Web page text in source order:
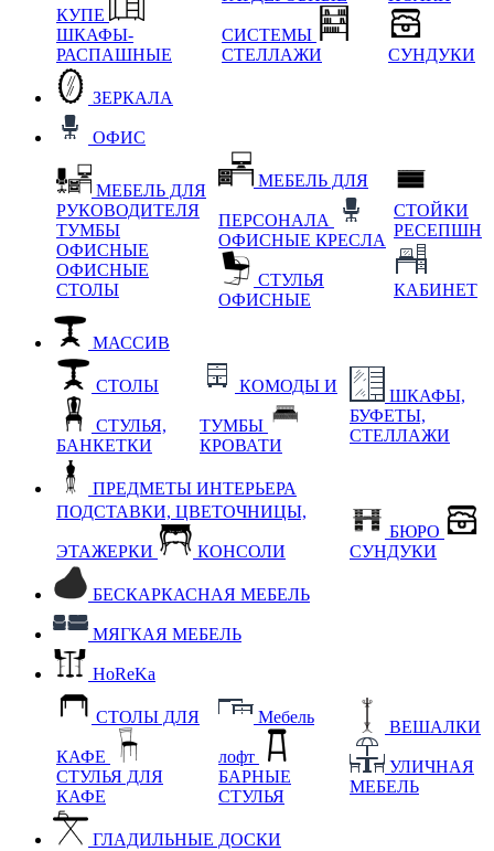
КУПЕ
ШКАФЫ-
РАСПАШНЫЕ
СИСТЕМЫ
СТЕЛЛАЖИ
СУНДУКИ
ЗЕРКАЛА
ОФИС
МЕБЕЛЬ ДЛЯ
РУКОВОДИТЕЛЯ
ТУМБЫ
ОФИСНЫЕ
ОФИСНЫЕ
СТОЛЫ
МЕБЕЛЬ ДЛЯ
ПЕРСОНАЛА
ОФИСНЫЕ КРЕСЛА
СТУЛЬЯ
ОФИСНЫЕ
СТОЙКИ
РЕСЕПШН
КАБИНЕТ
МАССИВ
СТОЛЫ
СТУЛЬЯ,
БАНКЕТКИ
КОМОДЫ И
ТУМБЫ
КРОВАТИ
ШКАФЫ,
БУФЕТЫ,
СТЕЛЛАЖИ
ПРЕДМЕТЫ ИНТЕРЬЕРА
ПОДСТАВКИ, ЦВЕТОЧНИЦЫ,
ЭТАЖЕРКИ КОНСОЛИ
БЮРО
СУНДУКИ
БЕСКАРКАСНАЯ МЕБЕЛЬ
МЯГКАЯ МЕБЕЛЬ
HoReKa
СТОЛЫ ДЛЯ
КАФЕ
СТУЛЬЯ ДЛЯ
КАФЕ
Мебель
лофт
БАРНЫЕ
СТУЛЬЯ
ВЕШАЛКИ
УЛИЧНАЯ
МЕБЕЛЬ
ГЛАДИЛЬНЫЕ ДОСКИ